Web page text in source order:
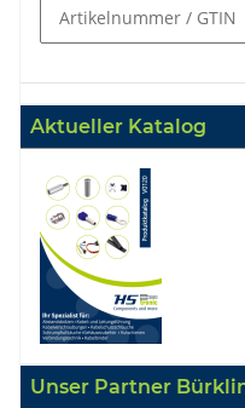
Aktueller Katalog
Unser Partner